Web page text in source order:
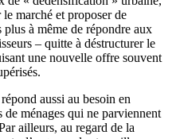
marché et proposer de
à même de répondre aux
– quitte à déstructurer le
une nouvelle offre souvent
aussi au besoin en
ménages qui ne parviennent
ailleurs, au regard de la